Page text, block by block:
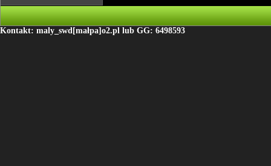
Kontakt: maly_swd[małpa]o2.pl lub GG: 6498593